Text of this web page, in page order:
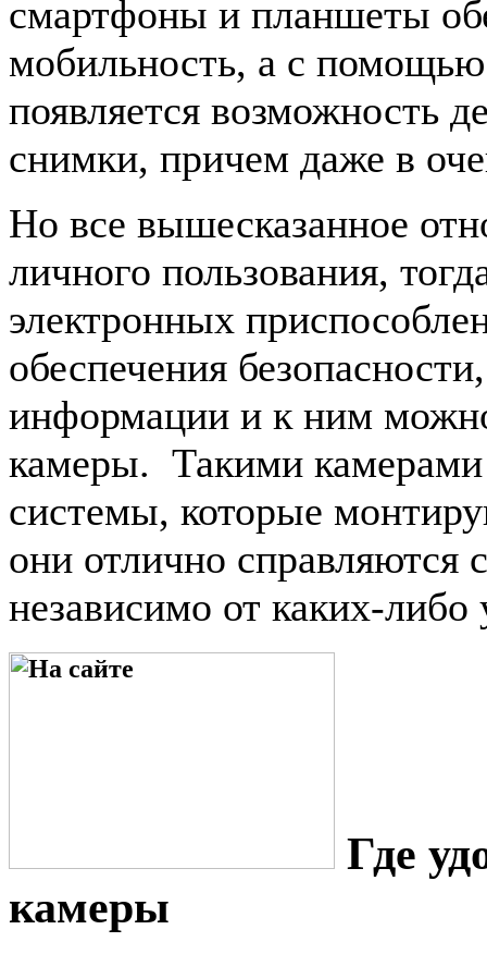
смартфоны и планшеты
мобильность, а с
появляется возможность
снимки, причем даже в
Но все вышесказанное
личного пользования,
электронных
обеспечения
информации и к ним
камеры. Такими камерами
системы, которые
они отлично
независимо от каких-либо
Где
камеры